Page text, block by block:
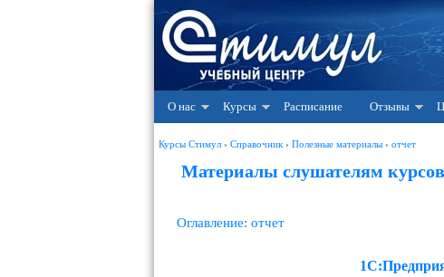
О нас Курсы Расписание Отзывы
Курсы Стимул › Справочник › Полезные материалы › отчет
Материалы слушателям
Оглавление: отчет